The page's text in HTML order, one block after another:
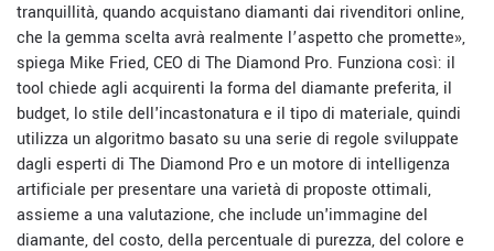
tranquillità, quando acquistano diamanti dai rivenditori online,
che la gemma scelta avrà realmente l’aspetto che promette»,
spiega Mike Fried, CEO di The Diamond Pro. Funziona così: il
tool chiede agli acquirenti la forma del diamante preferita, il
budget, lo stile dell'incastonatura e il tipo di materiale, quindi
utilizza un algoritmo basato su una serie di regole sviluppate
dagli esperti di The Diamond Pro e un motore di intelligenza
artificiale per presentare una varietà di proposte ottimali,
assieme a una valutazione, che include un'immagine del
diamante, del costo, della percentuale di purezza, del colore e